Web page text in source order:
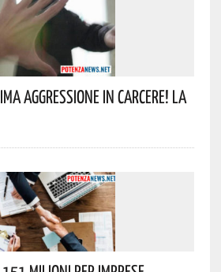
Aggressione In Carcere! La